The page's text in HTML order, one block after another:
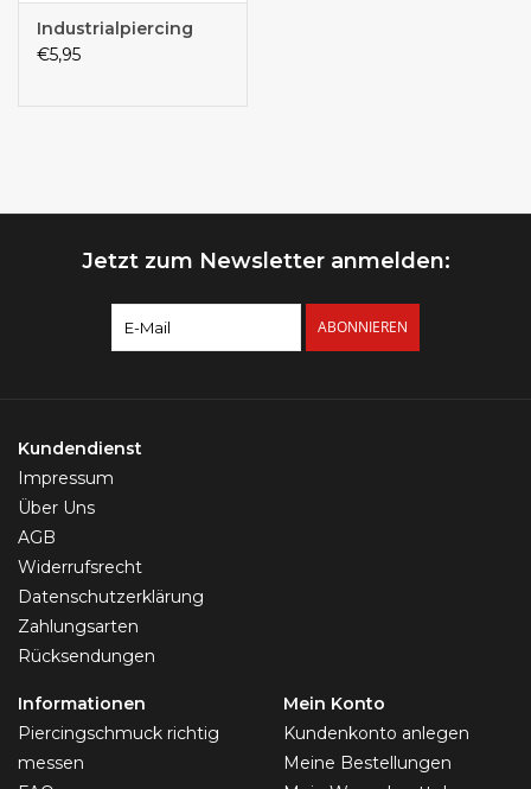
Industrialpiercing
€5,95
Jetzt zum Newsletter anmelden:
ABONNIEREN
Kundendienst
Impressum
Über Uns
AGB
Widerrufsrecht
Datenschutzerklärung
Zahlungsarten
Rücksendungen
Informationen
Piercingschmuck richtig
messen
Mein Konto
Kundenkonto anlegen
Meine Bestellungen